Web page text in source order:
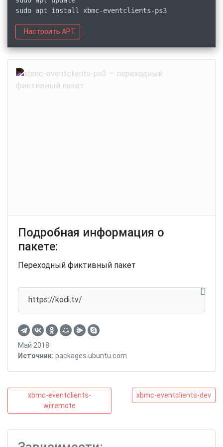
sudo apt install xbmc-eventclients-ps3
Настроить APT
Подробная информация о
пакете:
Переходный фиктивный пакет
https://kodi.tv/
Май 2018
Источник: packages.ubuntu.com
Навигация
по
xbmc-
eventclients-
wiiremote
xbmc-eventclients-
wiiremote
xbmc-
eventclients-
xbmc-eventclients-dev